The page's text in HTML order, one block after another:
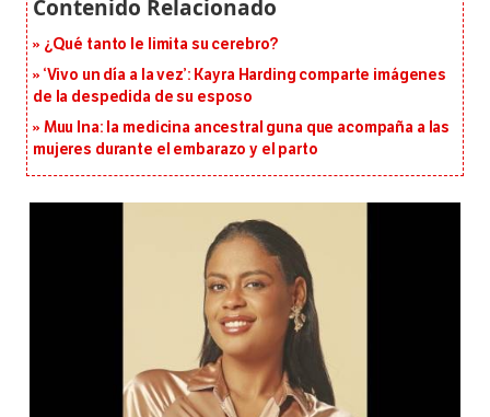
¿Qué tanto le limita su cerebro?
‘Vivo un día a la vez’: Kayra Harding comparte imágenes
de la despedida de su esposo
Muu Ina: la medicina ancestral guna que acompaña a las
mujeres durante el embarazo y el parto